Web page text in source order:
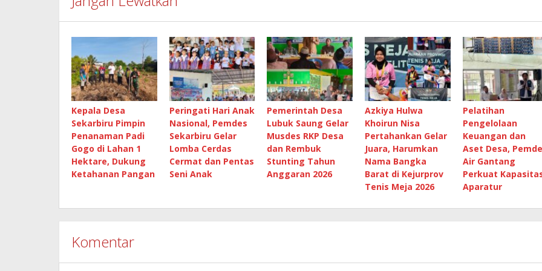
Kepala Desa
Sekarbiru Pimpin
Penanaman Padi
Gogo di Lahan 1
Hektare, Dukung
Ketahanan Pangan
Peringati Hari Anak
Nasional, Pemdes
Sekarbiru Gelar
Lomba Cerdas
Cermat dan Pentas
Seni Anak
Pemerintah Desa
Lubuk Saung Gelar
Musdes RKP Desa
dan Rembuk
Stunting Tahun
Anggaran 2026
Azkiya Hulwa
Khoirun Nisa
Pertahankan Gelar
Juara, Harumkan
Nama Bangka
Barat di Kejurprov
Tenis Meja 2026
Pelatihan
Pengelolaan
Keuangan dan
Aset Desa,
Air Gantang
Perkuat
Aparatur
Komentar